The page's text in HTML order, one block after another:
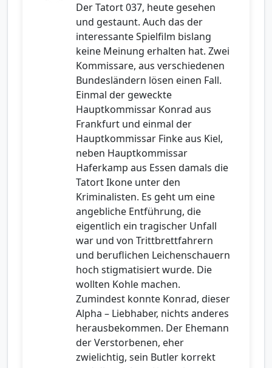
Der Tatort 037, heute gesehen
und gestaunt. Auch das der
interessante Spielfilm bislang
keine Meinung erhalten hat. Zwei
Kommissare, aus verschiedenen
Bundesländern lösen einen Fall.
Einmal der geweckte
Hauptkommissar Konrad aus
Frankfurt und einmal der
Hauptkommissar Finke aus Kiel,
neben Hauptkommissar
Haferkamp aus Essen damals die
Tatort Ikone unter den
Kriminalisten. Es geht um eine
angebliche Entführung, die
eigentlich ein tragischer Unfall
war und von Trittbrettfahrern
und beruflichen Leichenschauern
hoch stigmatisiert wurde. Die
wollten Kohle machen.
Zumindest konnte Konrad, dieser
Alpha – Liebhaber, nichts anderes
herausbekommen. Der Ehemann
der Verstorbenen, eher
zwielichtig, sein Butler korrekt